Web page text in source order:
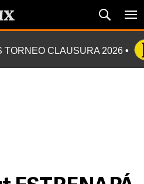
TORNEO CLAUSURA 2026